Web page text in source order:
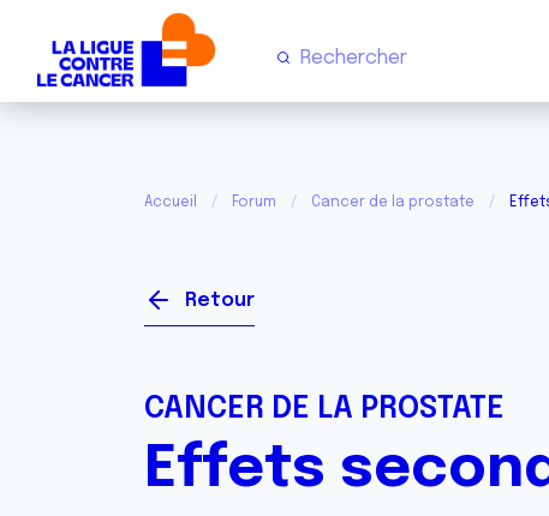
Accueil Forum Cancer de la prostate
Retour
CANCER DE LA PROSTATE
Effets